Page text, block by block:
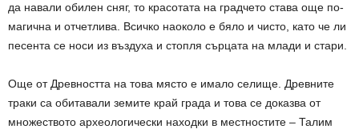
да навали обилен сняг, то красотата на градчето става още по-
магична и отчетлива. Всичко наоколо е бяло и чисто, като че ли
песента се носи из въздуха и стопля сърцата на млади и стари.
Още от Древността на това място е имало селище. Древните
траки са обитавали земите край града и това се доказва от
множеството археологически находки в местностите – Талим